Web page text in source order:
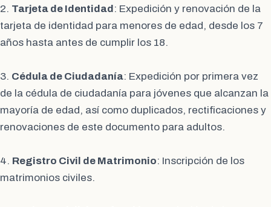
2. Tarjeta de Identidad : Expedición y renovación de la
tarjeta de identidad para menores de edad, desde los 7
años hasta antes de cumplir los 18.
3. Cédula de Ciudadanía: Expedición por primera vez
de la cédula de ciudadanía para jóvenes que alcanzan la
mayoría de edad, así como duplicados, rectificaciones y
renovaciones de este documento para adultos.
4. Registro Civil de Matrimonio: Inscripción de los
matrimonios civiles.